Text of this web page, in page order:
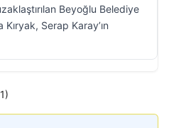
Beyoğlu Belediye
Serap Karay’ın